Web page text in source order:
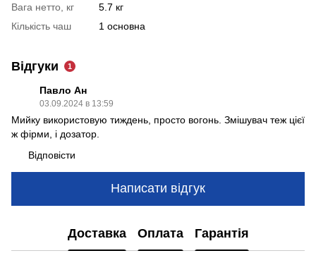
Вага нетто, кг
5.7 кг
Кількість чаш
1 основна
Відгуки 1
Павло Ан
03.09.2024 в 13:59
Мийку використовую тиждень, просто вогонь. Змішувач теж цієї
ж фірми, і дозатор.
Відповісти
Написати відгук
Доставка Оплата Гарантія